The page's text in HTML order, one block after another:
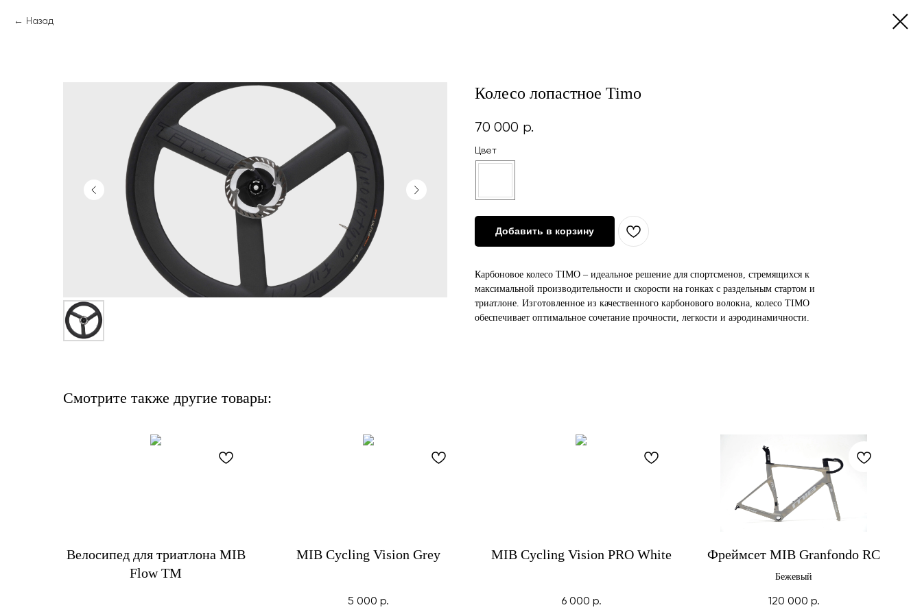
Назад
Колесо лопастное Timo
70 000 р.
Цвет
Добавить в корзину
Карбоновое колесо TIMO – идеальное решение для спортсменов, стремящихся к
максимальной производительности и скорости на гонках с раздельным стартом и
триатлоне. Изготовленное из качественного карбонового волокна, колесо TIMO
обеспечивает оптимальное сочетание прочности, легкости и аэродинамичности.
Смотрите также другие товары:
Велосипед для триатлона MIB
Flow TM
MIB Cycling Vision Grey
5 000 р.
MIB Cycling Vision PRO White
6 000 р.
Фреймсет MIB Granfondo RC
Бежевый
120 000 р.